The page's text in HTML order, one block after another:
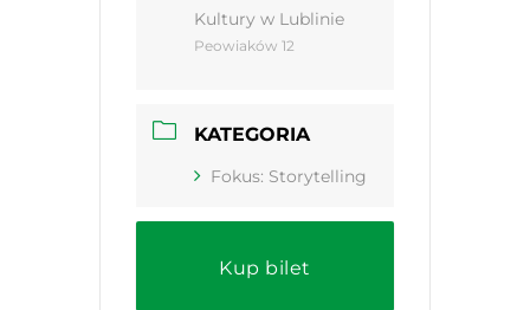
Kultury w Lublinie
Peowiaków 12
KATEGORIA
Fokus: Storytelling
Kup bilet